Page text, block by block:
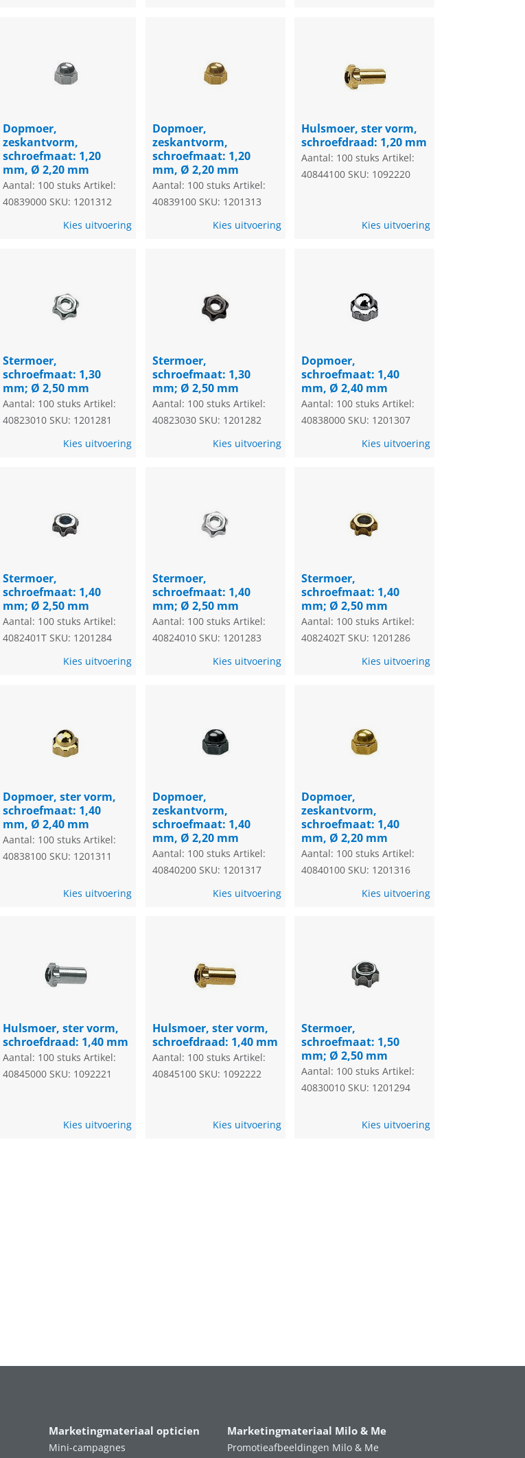
Dopmoer,
zeskantvorm,
schroefmaat: 1,20
mm, Ø 2,20 mm
Aantal: 100 stuks Artikel:
40839000 SKU: 1201312
Kies uitvoering
Dopmoer,
zeskantvorm,
schroefmaat: 1,20
mm, Ø 2,20 mm
Aantal: 100 stuks Artikel:
40839100 SKU: 1201313
Kies uitvoering
Hulsmoer, ster vorm,
schroefdraad: 1,20 mm
Aantal: 100 stuks Artikel:
40844100 SKU: 1092220
Kies uitvoering
Stermoer,
schroefmaat: 1,30
mm; Ø 2,50 mm
Aantal: 100 stuks Artikel:
40823010 SKU: 1201281
Kies uitvoering
Stermoer,
schroefmaat: 1,30
mm; Ø 2,50 mm
Aantal: 100 stuks Artikel:
40823030 SKU: 1201282
Kies uitvoering
Dopmoer,
schroefmaat: 1,40
mm, Ø 2,40 mm
Aantal: 100 stuks Artikel:
40838000 SKU: 1201307
Kies uitvoering
Stermoer,
schroefmaat: 1,40
mm; Ø 2,50 mm
Aantal: 100 stuks Artikel:
4082401T SKU: 1201284
Kies uitvoering
Stermoer,
schroefmaat: 1,40
mm; Ø 2,50 mm
Aantal: 100 stuks Artikel:
40824010 SKU: 1201283
Kies uitvoering
Stermoer,
schroefmaat: 1,40
mm; Ø 2,50 mm
Aantal: 100 stuks Artikel:
4082402T SKU: 1201286
Kies uitvoering
Dopmoer, ster vorm,
schroefmaat: 1,40
mm, Ø 2,40 mm
Aantal: 100 stuks Artikel:
40838100 SKU: 1201311
Kies uitvoering
Dopmoer,
zeskantvorm,
schroefmaat: 1,40
mm, Ø 2,20 mm
Aantal: 100 stuks Artikel:
40840200 SKU: 1201317
Kies uitvoering
Dopmoer,
zeskantvorm,
schroefmaat: 1,40
mm, Ø 2,20 mm
Aantal: 100 stuks Artikel:
40840100 SKU: 1201316
Kies uitvoering
Hulsmoer, ster vorm,
schroefdraad: 1,40 mm
Aantal: 100 stuks Artikel:
40845000 SKU: 1092221
Kies uitvoering
Hulsmoer, ster vorm,
schroefdraad: 1,40 mm
Aantal: 100 stuks Artikel:
40845100 SKU: 1092222
Kies uitvoering
Stermoer,
schroefmaat: 1,50
mm; Ø 2,50 mm
Aantal: 100 stuks Artikel:
40830010 SKU: 1201294
Kies uitvoering
Marketingmateriaal opticien
Mini-campagnes
Marketingmateriaal Milo & Me
Promotieafbeeldingen Milo & Me